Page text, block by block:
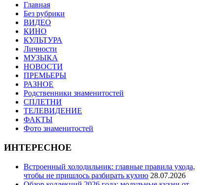
Главная
Без рубрики
ВИДЕО
КИНО
КУЛЬТУРА
Личности
МУЗЫКА
НОВОСТИ
ПРЕМЬЕРЫ
РАЗНОЕ
Родственники знаменитостей
СПЛЕТНИ
ТЕЛЕВИДЕНИЕ
ФАКТЫ
Фото знаменитостей
ИНТЕРЕСНОЕ
Встроенный холодильник: главные правила ухода,
чтобы не пришлось разбирать кухню 28.07.2026